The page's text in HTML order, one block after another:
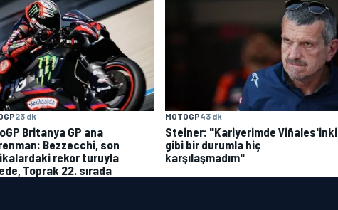
23 dk
Britanya GP ana
Bezzecchi, son
rekor turuyla
Toprak 22. sırada
MOTOGP43 dk
Steiner: "Kariyerimde Viñales'inki
gibi bir durumla hiç
karşılaşmadım"